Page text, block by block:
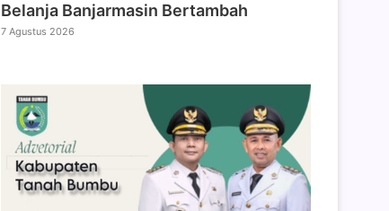
Belanja Banjarmasin Bertambah
7 Agustus 2026